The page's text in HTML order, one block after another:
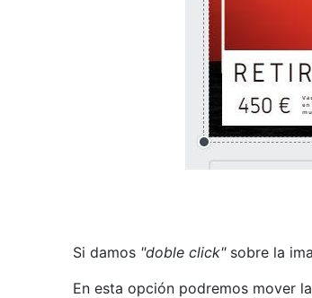
Si damos "doble click"sobre la
En esta opción podremos mover